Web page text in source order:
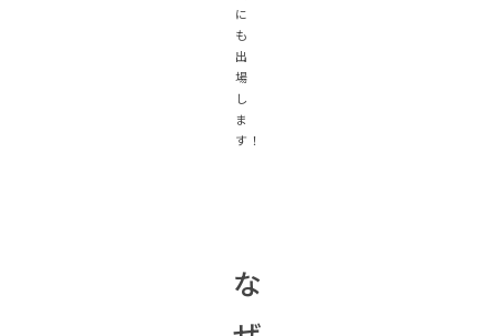
に
も
出
場
し
ま
す！
な